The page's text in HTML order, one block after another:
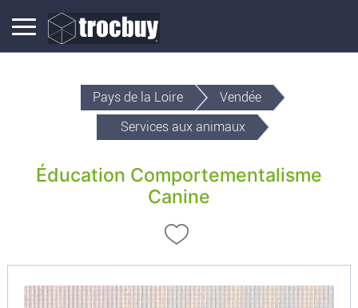
Pays de la Loire
Vendée
Services aux animaux
Éducation Comportementalisme
Canine